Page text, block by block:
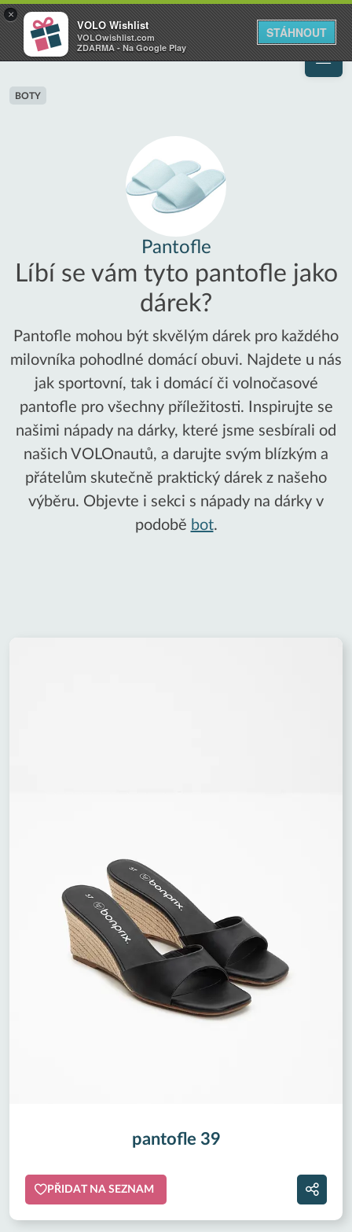
VOLO
Váš online wishlist
×
VOLO Wishlist
VOLOwishlist.com
ZDARMA - Na Google Play
STÁHNOUT
BOTY
Pantofle
Líbí se vám tyto pantofle jako
dárek?
Pantofle mohou být skvělým dárek pro každého
milovníka pohodlné domácí obuvi. Najdete u nás
jak sportovní, tak i domácí či volnočasové
pantofle pro všechny příležitosti. Inspirujte se
našimi nápady na dárky, které jsme sesbírali od
našich VOLOnautů, a darujte svým blízkým a
přátelům skutečně praktický dárek z našeho
výběru. Objevte i sekci s nápady na dárky v
podobě bot.
pantofle 39
PŘIDAT NA SEZNAM